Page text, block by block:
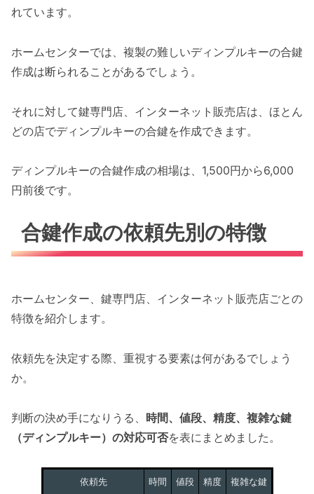
れています。
ホームセンターでは、複製の難しいディンプルキーの合鍵
作成は断られることがあるでしょう。
それに対して鍵専門店、インターネット販売店は、ほとん
どの店でディンプルキーの合鍵を作成できます。
ディンプルキーの合鍵作成の相場は、1,500円から6,000
円前後です。
合鍵作成の依頼先別の特徴
ホームセンター、鍵専門店、インターネット販売店ごとの
特徴を紹介します。
依頼先を決定する際、重視する要素は何があるでしょう
か。
判断の決め手になりうる、 時間、値段、精度、複雑な鍵
（ディンプルキー）の対応可否を表にまとめました。
依頼先 時間 値段 精度 複雑な鍵